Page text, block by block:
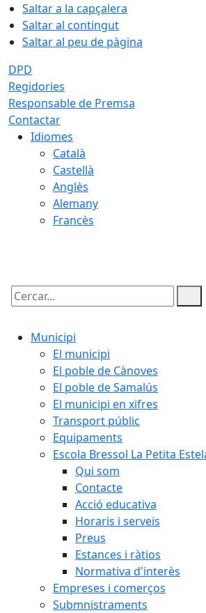
Saltar a la capçalera
Saltar al contingut
Saltar al peu de pàgina
DPD
Regidories
Responsable de Premsa
Contactar
Idiomes
Català
Castellà
Anglès
Alemany
Francès
Cercar:
Municipi
El municipi
El poble de Cànoves
El poble de Samalús
El municipi en xifres
Transport públic
Equipaments
Escola Bressol La Petita
Qui som
Contacte
Acció educativa
Horaris i serveis
Preus
Estances i ràtios
Normativa d'interès
Empreses i comerços
Submnistraments